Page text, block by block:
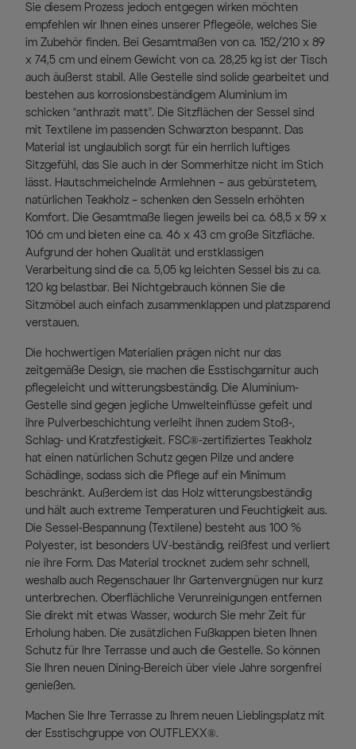
Sie diesem Prozess jedoch entgegen wirken möchten
empfehlen wir Ihnen eines unserer Pflegeöle, welches Sie
im Zubehör finden. Bei Gesamtmaßen von ca. 152/210 x 89
x 74,5 cm und einem Gewicht von ca. 28,25 kg ist der Tisch
auch äußerst stabil. Alle Gestelle sind solide gearbeitet und
bestehen aus korrosionsbeständigem Aluminium im
schicken “anthrazit matt”. Die Sitzflächen der Sessel sind
mit Textilene im passenden Schwarzton bespannt. Das
Material ist unglaublich sorgt für ein herrlich luftiges
Sitzgefühl, das Sie auch in der Sommerhitze nicht im Stich
lässt. Hautschmeichelnde Armlehnen – aus gebürstetem,
natürlichen Teakholz – schenken den Sesseln erhöhten
Komfort. Die Gesamtmaße liegen jeweils bei ca. 68,5 x 59 x
106 cm und bieten eine ca. 46 x 43 cm große Sitzfläche.
Aufgrund der hohen Qualität und erstklassigen
Verarbeitung sind die ca. 5,05 kg leichten Sessel bis zu ca.
120 kg belastbar. Bei Nichtgebrauch können Sie die
Sitzmöbel auch einfach zusammenklappen und platzsparend
verstauen.
Die hochwertigen Materialien prägen nicht nur das
zeitgemäße Design, sie machen die Esstischgarnitur auch
pflegeleicht und witterungsbeständig. Die Aluminium-
Gestelle sind gegen jegliche Umwelteinflüsse gefeit und
ihre Pulverbeschichtung verleiht ihnen zudem Stoß-,
Schlag- und Kratzfestigkeit. FSC®-zertifiziertes Teakholz
hat einen natürlichen Schutz gegen Pilze und andere
Schädlinge, sodass sich die Pflege auf ein Minimum
beschränkt. Außerdem ist das Holz witterungsbeständig
und hält auch extreme Temperaturen und Feuchtigkeit aus.
Die Sessel-Bespannung (Textilene) besteht aus 100 %
Polyester, ist besonders UV-beständig, reißfest und verliert
nie ihre Form. Das Material trocknet zudem sehr schnell,
weshalb auch Regenschauer Ihr Gartenvergnügen nur kurz
unterbrechen. Oberflächliche Verunreinigungen entfernen
Sie direkt mit etwas Wasser, wodurch Sie mehr Zeit für
Erholung haben. Die zusätzlichen Fußkappen bieten Ihnen
Schutz für Ihre Terrasse und auch die Gestelle. So können
Sie Ihren neuen Dining-Bereich über viele Jahre sorgenfrei
genießen.
Machen Sie Ihre Terrasse zu Ihrem neuen Lieblingsplatz mit
der Esstischgruppe von OUTFLEXX®.